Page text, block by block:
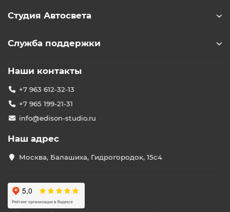
Студия Автосвета
Служба поддержки
Наши контакты
+7 963 612-32-13
+7 965 199-21-31
info@edison-studio.ru
Наш адрес
Москва, Балашиха, Гидрогородок, 15с4